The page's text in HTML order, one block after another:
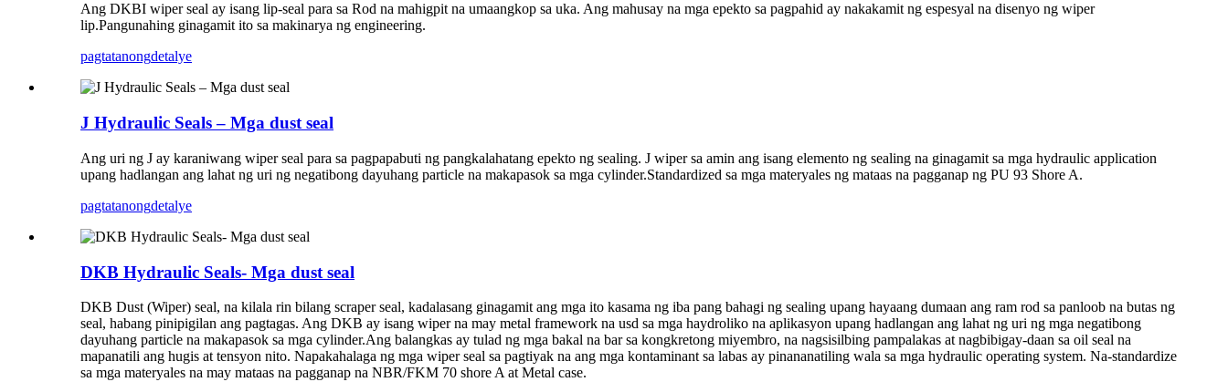
Ang DKBI wiper seal ay isang lip-seal para sa Rod na mahigpit na umaangkop sa uka. Ang mahusay na mga epekto sa pagpahid ay nakakamit ng espesyal na disenyo ng wiper
lip.Pangunahing ginagamit ito sa makinarya ng engineering.
pagtatanongdetalye
J Hydraulic Seals – Mga dust seal
Ang uri ng J ay karaniwang wiper seal para sa pagpapabuti ng pangkalahatang epekto ng sealing. J wiper sa amin ang isang elemento ng sealing na ginagamit sa mga hydraulic application
upang hadlangan ang lahat ng uri ng negatibong dayuhang particle na makapasok sa mga cylinder.Standardized sa mga materyales ng mataas na pagganap ng PU 93 Shore A.
pagtatanongdetalye
DKB Hydraulic Seals- Mga dust seal
DKB Dust (Wiper) seal, na kilala rin bilang scraper seal, kadalasang ginagamit ang mga ito kasama ng iba pang bahagi ng sealing upang hayaang dumaan ang ram rod sa panloob na butas ng
seal, habang pinipigilan ang pagtagas. Ang DKB ay isang wiper na may metal framework na usd sa mga haydroliko na aplikasyon upang hadlangan ang lahat ng uri ng mga negatibong
dayuhang particle na makapasok sa mga cylinder.Ang balangkas ay tulad ng mga bakal na bar sa kongkretong miyembro, na nagsisilbing pampalakas at nagbibigay-daan sa oil seal na
mapanatili ang hugis at tensyon nito. Napakahalaga ng mga wiper seal sa pagtiyak na ang mga kontaminant sa labas ay pinananatiling wala sa mga hydraulic operating system. Na-standardize
sa mga materyales na may mataas na pagganap na NBR/FKM 70 shore A at Metal case.